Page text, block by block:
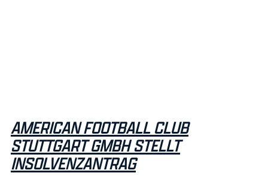
AMERICAN FOOTBALL CLUB
STUTTGART GMBH STELLT
INSOLVENZANTRAG